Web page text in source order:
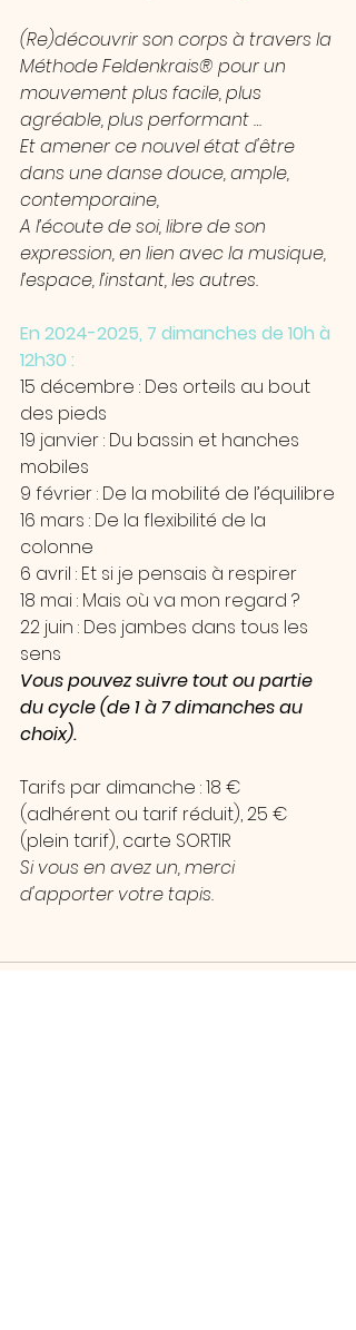
(Re)découvrir son corps à travers la
Méthode Feldenkrais® pour un
mouvement plus facile, plus
agréable, plus performant …
Et amener ce nouvel état d'être
dans une danse douce, ample,
contemporaine,
A l’écoute de soi, libre de son
expression, en lien avec la musique,
l’espace, l’instant, les autres.
En 2024-2025, 7 dimanches de 10h à
12h30 :
15 décembre : Des orteils au bout
des pieds
19 janvier : Du bassin et hanches
mobiles
9 février : De la mobilité de l’équilibre
16 mars : De la flexibilité de la
colonne
6 avril : Et si je pensais à respirer
18 mai : Mais où va mon regard ?
22 juin : Des jambes dans tous les
sens
Vous pouvez suivre tout ou partie
du cycle (de 1 à 7 dimanches au
choix).
Tarifs par dimanche : 18 €
(adhérent ou tarif réduit), 25 €
(plein tarif), carte SORTIR
Si vous en avez un, merci
d'apporter votre tapis.